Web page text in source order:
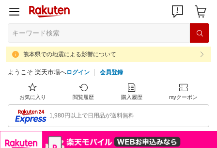
熊本県での地震による影響について
ようこそ 楽天市場へログイン 会員登録
お気に入り 閲覧履歴 購入履歴 myクーポン
1,980円以上で日用品が送料無料